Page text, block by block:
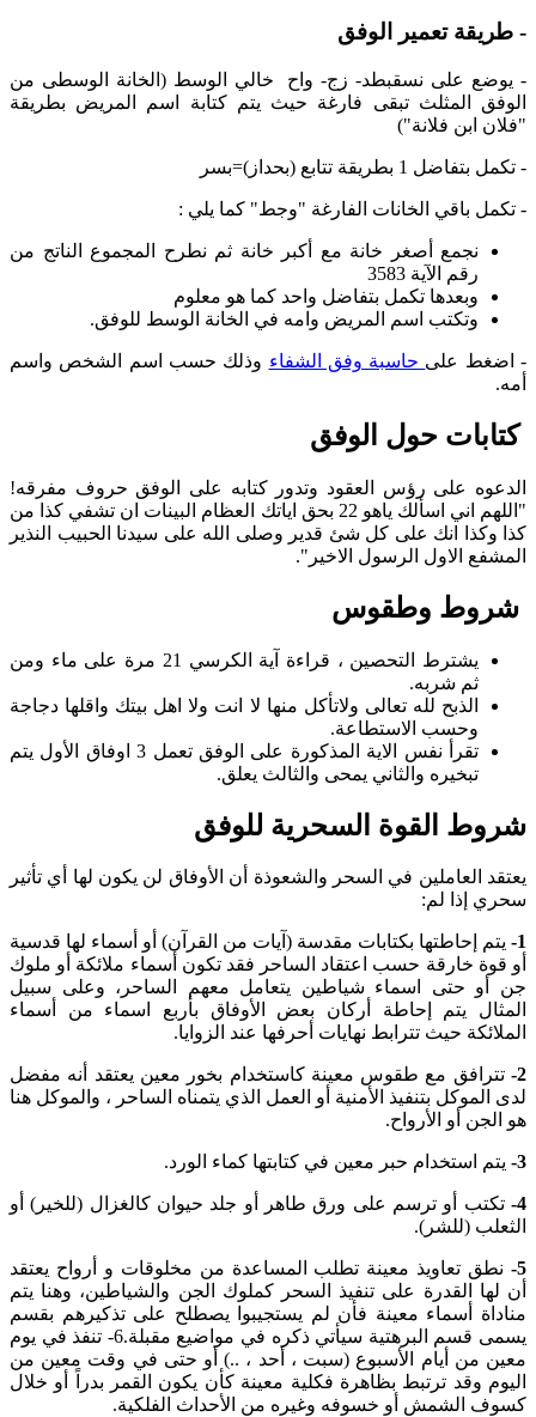
- طريقة تعمير الوفق
- يوضع على نسقبطد- زج- واح خالي الوسط (الخانة الوسطى من
الوفق المثلث تبقى فارغة حيث يتم كتابة اسم المريض بطريقة
"فلان ابن فلانة")
- تكمل بتفاضل 1 بطريقة تتابع (بحداز)=بسر
- تكمل باقي الخانات الفارغة "وجط" كما يلي :
نجمع أصغر خانة مع أكبر خانة ثم نطرح المجموع الناتج من
رقم الآية 3583
وبعدها تكمل بتفاضل واحد كما هو معلوم
وتكتب اسم المريض وامه في الخانة الوسط للوفق.
- اضغط على حاسبة وفق الشفاء وذلك حسب اسم الشخص واسم
أمه.
كتابات حول الوفق
الدعوه على رؤس العقود وتدور كتابه على الوفق حروف مفرقه!
"اللهم اني اسألك ياهو 22 بحق اياتك العظام البينات ان تشفي كذا من
كذا وكذا انك على كل شئ قدير وصلى الله على سيدنا الحبيب النذير
المشفع الاول الرسول الاخير".
شروط وطقوس
يشترط التحصين ، قراءة آية الكرسي 21 مرة على ماء ومن
ثم شربه.
الذبح لله تعالى ولاتأكل منها لا انت ولا اهل بيتك واقلها دجاجة
وحسب الاستطاعة.
تقرأ نفس الاية المذكورة على الوفق تعمل 3 اوفاق الأول يتم
تبخيره والثاني يمحى والثالث يعلق.
شروط القوة السحرية للوفق
يعتقد العاملين في السحر والشعوذة أن الأوفاق لن يكون لها أي تأثير
سحري إذا لم:
1-
يتم إحاطتها بكتابات مقدسة (آيات من القرآن) أو أسماء لها قدسية
أو قوة خارقة حسب اعتقاد الساحر فقد تكون أسماء ملائكة أو ملوك
جن أو حتى اسماء شياطين يتعامل معهم الساحر، وعلى سبيل
المثال يتم إحاطة أركان بعض الأوفاق بأربع اسماء من أسماء
الملائكة حيث تترابط نهايات أحرفها عند الزوايا.
2- تترافق مع طقوس معينة كاستخدام بخور معين يعتقد أنه مفضل
لدى الموكل بتنفيذ الأمنية أو العمل الذي يتمناه الساحر ، والموكل هنا
هو الجن أو الأرواح.
3- يتم استخدام حبر معين في كتابتها كماء الورد.
4- تكتب أو ترسم على ورق طاهر أو جلد حيوان كالغزال (للخير) أو
الثعلب (للشر).
5-
نطق تعاويذ معينة تطلب المساعدة من مخلوقات و أرواح يعتقد
أن لها القدرة على تنفيذ السحر كملوك الجن والشياطين، وهنا يتم
مناداة أسماء معينة فأن لم يستجيبوا يصطلح على تذكيرهم بقسم
يسمى قسم البرهتية سيأتي ذكره في مواضيع مقبلة.6- تنفذ في يوم
معين من أيام الأسبوع (سبت ، أحد ، ..) أو حتى في وقت معين من
اليوم وقد ترتبط بظاهرة فكلية معينة كأن يكون القمر بدراً أو خلال
كسوف الشمش أو خسوفه وغيره من الأحداث الفلكية.